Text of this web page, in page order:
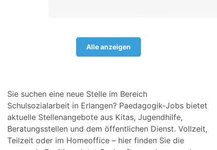
Alle anzeigen
Sie suchen eine neue Stelle im Bereich
Schulsozialarbeit in Erlangen? Paedagogik-Jobs bietet
aktuelle Stellenangebote aus Kitas, Jugendhilfe,
Beratungsstellen und dem öffentlichen Dienst. Vollzeit,
Teilzeit oder im Homeoffice – hier finden Sie die